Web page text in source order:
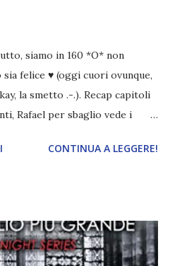
siamo in 160 *O* non
felice ♥ (oggi cuori ovunque,
la smetto .-.). Recap capitoli
Rafael per sbaglio vede i
loro come combattere i puri.
differenza di cosa pensano,
di fare una strage, piuttosto è lì
CONTINUA A LEGGERE!